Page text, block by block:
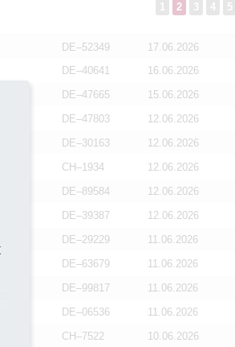
1 2 3 4 5
DE–52349
17.06.2026
DE–40641
16.06.2026
DE–47665
15.06.2026
DE–47803
12.06.2026
DE–30163
12.06.2026
CH–1934
12.06.2026
DE–89584
12.06.2026
DE–39387
12.06.2026
DE–29229
11.06.2026
DE–63679
11.06.2026
DE–99817
11.06.2026
DE–06536
11.06.2026
CH–7522
10.06.2026